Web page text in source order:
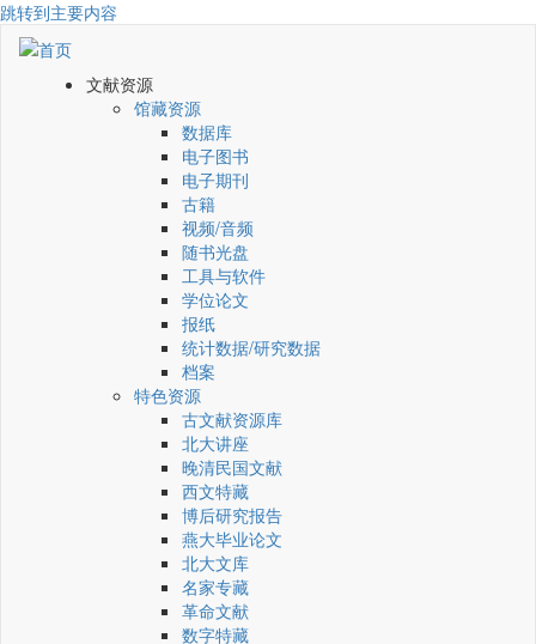
跳转到主要内容
文献资源
馆藏资源
数据库
电子图书
电子期刊
古籍
视频/音频
随书光盘
工具与软件
学位论文
报纸
统计数据/研究数据
档案
特色资源
古文献资源库
北大讲座
晚清民国文献
西文特藏
博后研究报告
燕大毕业论文
北大文库
名家专藏
革命文献
数字特藏